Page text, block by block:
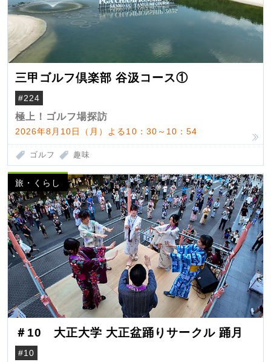
三甲ゴルフ倶楽部 谷汲コース①
#224
極上！ゴルフ場探訪
2026年8月10日（月）よる10：30～10：54
ゴルフ 趣味
旅・くらし
＃10 大正大学 大正盆踊りサークル 踊月
#10